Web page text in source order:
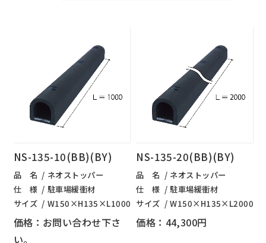
NS-135-10(BB)(BY)
品 名
ネオストッパー
仕 様
駐車場緩衝材
サイズ
W150×H135×L1000
価格：お問い合わせ下さ
い。
NS-135-20(BB)(BY)
品 名
ネオストッパー
仕 様
駐車場緩衝材
サイズ
W150×H135×L2000
価格：44,300円